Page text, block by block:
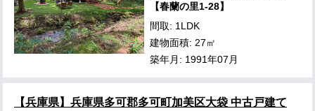
【春蘭の里1-28】
間取: 1LDK
建物面積: 27㎡
築年月: 1991年07月
【兵庫県】兵庫県多可郡多可町加美区大袋 中古戸建て